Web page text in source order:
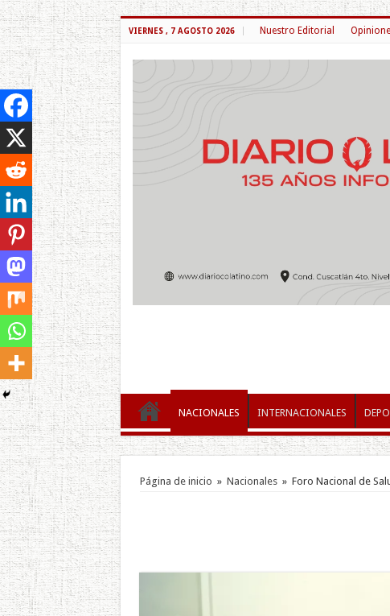
VIERNES , 7 AGOSTO 2026 Nuestro Editorial
NACIONALES INTERNACIONALES
Página de inicio » Nacionales » Foro Nacional de